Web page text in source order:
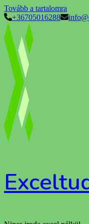
Tovább a tartalomra
+36705016288